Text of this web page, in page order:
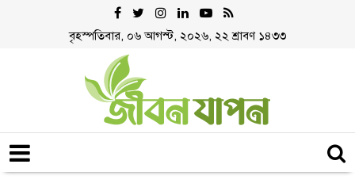
বৃহস্পতিবার, ০৬ আগস্ট, ২০২৬, ২২ শ্রাবণ ১৪৩৩